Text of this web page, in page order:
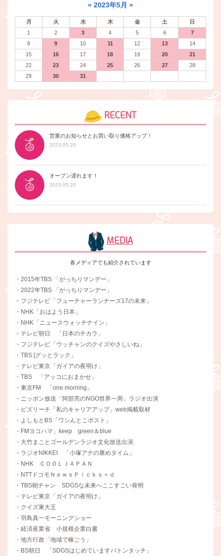
« 2023年5月 »
月 火 水 木 金 土
日
1
2 3 4 5 6
7
8
9 10 11 12 13
14
15
16 17 18 19 20
21
22
23 24 25 26 27
28
29
30 31
RECENT
営業のお知らせとお買い取り価格アップ！
2023.05.20
オープン遅れます！
2023.05.20
MEDIA
各メディアでも紹介されています
・2015年TBS 「がっちりマンデー」
・2022年TBS 「がっちりマンデー」
・フジテレビ「フューチャーランナーズ17の未来」
・NHK「おはよう日本」
・NHK「ニュースウォッチナイン」
・テレビ朝日 「日本のチカラ」
・フジテレビ「ウッチャンのクイズやさしいね」
・TBS [グッとラック」
・テレビ東京「ガイアの夜明け」
・TBS 「アッコにおまかせ」
・東京FM 「one morning」
・ニッポン放送「阿部亮のNGO世界一周」ラジオ出演
・ビズリーチ「私のキャリアアップ」web掲載取材
・よしもとBS「ワシんとこポスト」
・FMヨコハマ」keep green＆blue
・大竹まことゴールデンラジオ文化放送出演
・ラジオNIKKEI 「小塚アナの褒めタイム」
・NHK ＣＯＯＬＪＡＰＡＮ
・NTTドコモＮｅｗｓＰｉｃｋｓ＋ｄ
・TBS朝チャン SDGSな未来へここすごい発明
・テレビ東京「ガイアの夜明け」
・クイズ東大王
・羽鳥真一モーニングショー
・経済産業省 小規模企業白書
・地方行政「地域で稼ごう」
・BS朝日 「SDGSはじめていますバトンタッチ」